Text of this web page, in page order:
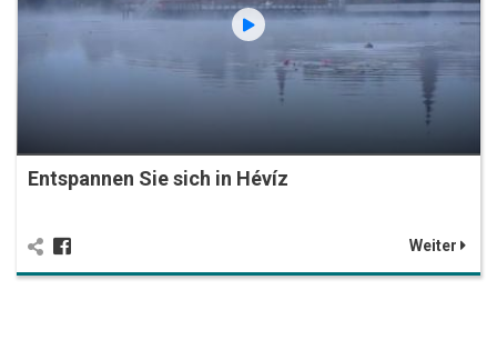
Entspannen Sie sich in Hévíz
Weiter